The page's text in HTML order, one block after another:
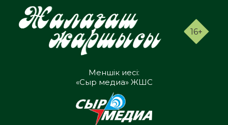
16+
Меншік иесі:
«Сыр медиа» ЖШС